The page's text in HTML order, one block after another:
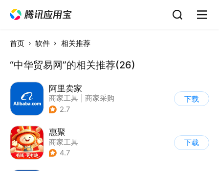
首页 软件 相关推荐
“中华贸易网”的相关推荐(26)
阿里卖家
商家工具
商家采购
2.7
下载
惠聚
商家工具
4.7
下载